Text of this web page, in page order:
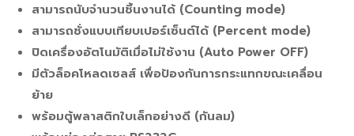
สามารถนับจำนวนชิ้นงานได้ (Counting mode)
สามารถชั่งแบบเทียบเปอร์เซ็นต์ได้ (Percent mode)
ปิดเครื่องอัตโนมัติเมื่อไม่ใช้งาน (Auto Power OFF)
มีตัวล็อคโหลดเซลส์ เพื่อป้องกันการกระแทกขณะเคลื่อน
ย้าย
พร้อมตู้พลาสติกใบเล็กอย่างดี (กันลม)